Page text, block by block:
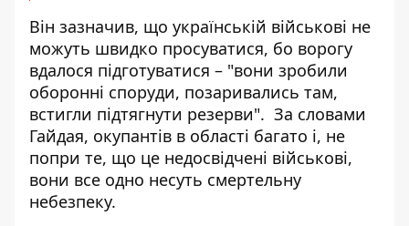
Він зазначив, що українській військові не
можуть швидко просуватися, бо ворогу
вдалося підготуватися – "вони зробили
оборонні споруди, позаривались там,
встигли підтягнути резерви". За словами
Гайдая, окупантів в області багато і, не
попри те, що це недосвідчені військові,
вони все одно несуть смертельну
небезпеку.